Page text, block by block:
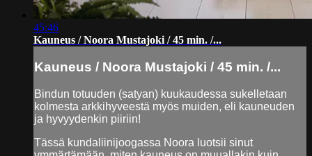
45:46
Kauneus / Noora Mustajoki / 45 min. /...
Kauneus / Noora Mustajoki / 45 min. /...
Bindun totuuden (satyan) kuukaudessa sukelletaan
kolmesta arkkihyveestä myös muiden, eli kauneuden
ja hyvyydenkin piiriin!
Tässä kundaliinijoogassa Noora luotsii sinut